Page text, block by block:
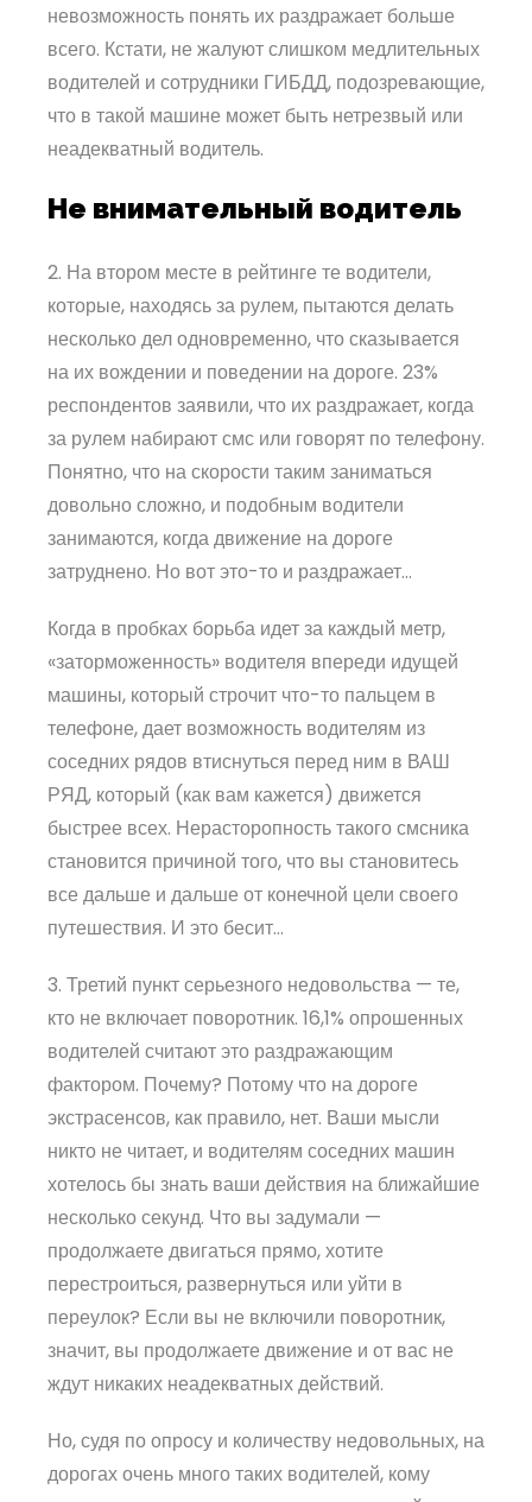
невозможность понять их раздражает больше
всего. Кстати, не жалуют слишком медлительных
водителей и сотрудники ГИБДД, подозревающие,
что в такой машине может быть нетрезвый или
неадекватный водитель.
Не внимательный водитель
2. На втором месте в рейтинге те водители,
которые, находясь за рулем, пытаются делать
несколько дел одновременно, что сказывается
на их вождении и поведении на дороге. 23%
респондентов заявили, что их раздражает, когда
за рулем набирают смс или говорят по телефону.
Понятно, что на скорости таким заниматься
довольно сложно, и подобным водители
занимаются, когда движение на дороге
затруднено. Но вот это-то и раздражает…
Когда в пробках борьба идет за каждый метр,
«заторможенность» водителя впереди идущей
машины, который строчит что-то пальцем в
телефоне, дает возможность водителям из
соседних рядов втиснуться перед ним в ВАШ
РЯД, который (как вам кажется) движется
быстрее всех. Нерасторопность такого смсника
становится причиной того, что вы становитесь
все дальше и дальше от конечной цели своего
путешествия. И это бесит…
3. Третий пункт серьезного недовольства — те,
кто не включает поворотник. 16,1% опрошенных
водителей считают это раздражающим
фактором. Почему? Потому что на дороге
экстрасенсов, как правило, нет. Ваши мысли
никто не читает, и водителям соседних машин
хотелось бы знать ваши действия на ближайшие
несколько секунд. Что вы задумали —
продолжаете двигаться прямо, хотите
перестроиться, развернуться или уйти в
переулок? Если вы не включили поворотник,
значит, вы продолжаете движение и от вас не
ждут никаких неадекватных действий.
Но, судя по опросу и количеству недовольных, на
дорогах очень много таких водителей, кому